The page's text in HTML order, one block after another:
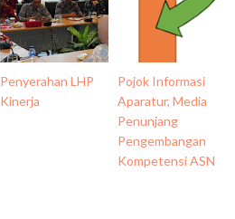
Penyerahan LHP
Kinerja
Pojok Informasi
Aparatur, Media
Penunjang
Pengembangan
Kompetensi ASN